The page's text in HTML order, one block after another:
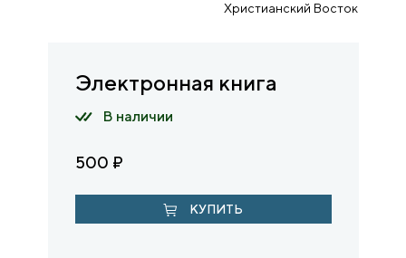
Христианский Восток
Электронная книга
В наличии
500 ₽
КУПИТЬ